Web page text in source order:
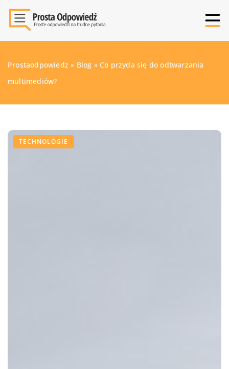
Prostaodpowiedz » Blog » Co przyda się do odtwarzania
multimediów?
TECHNOLOGIE